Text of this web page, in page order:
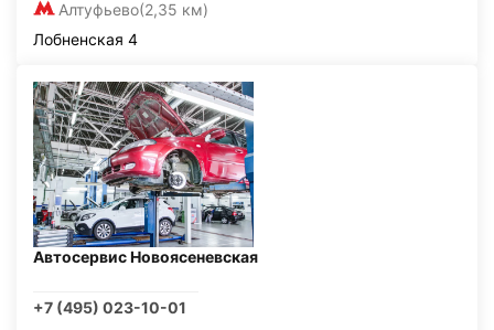
Алтуфьево(2,35 км)
Лобненская 4
Автосервис Новоясеневская
+7 (495) 023-10-01